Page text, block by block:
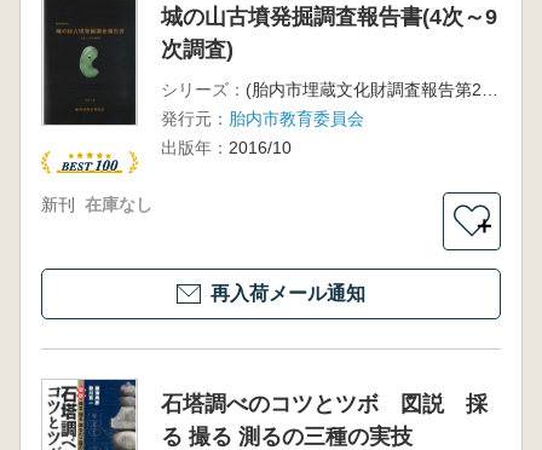
城の山古墳発掘調査報告書(4次～9
次調査)
シリーズ：
発行元： 胎内市教育委員会
出版年： 2016/10
新刊 在庫なし
＋
再入荷メール通知
石塔調べのコツとツボ 図説 採
る 撮る 測るの三種の実技